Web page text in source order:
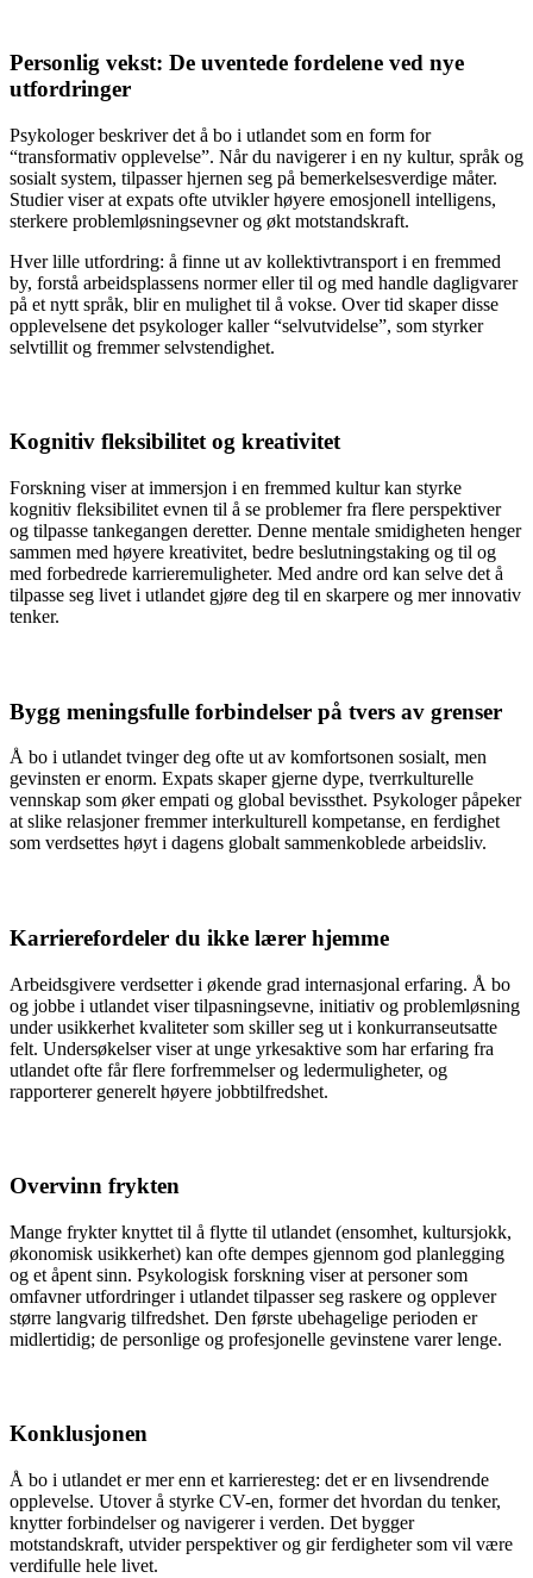
Personlig vekst: De uventede fordelene ved nye
utfordringer
Psykologer beskriver det å bo i utlandet som en form for
“transformativ opplevelse”. Når du navigerer i en ny kultur, språk og
sosialt system, tilpasser hjernen seg på bemerkelsesverdige måter.
Studier viser at expats ofte utvikler høyere emosjonell intelligens,
sterkere problemløsningsevner og økt motstandskraft.
Hver lille utfordring: å finne ut av kollektivtransport i en fremmed
by, forstå arbeidsplassens normer eller til og med handle dagligvarer
på et nytt språk, blir en mulighet til å vokse. Over tid skaper disse
opplevelsene det psykologer kaller “selvutvidelse”, som styrker
selvtillit og fremmer selvstendighet.
Kognitiv fleksibilitet og kreativitet
Forskning viser at immersjon i en fremmed kultur kan styrke
kognitiv fleksibilitet evnen til å se problemer fra flere perspektiver
og tilpasse tankegangen deretter. Denne mentale smidigheten henger
sammen med høyere kreativitet, bedre beslutningstaking og til og
med forbedrede karrieremuligheter. Med andre ord kan selve det å
tilpasse seg livet i utlandet gjøre deg til en skarpere og mer innovativ
tenker.
Bygg meningsfulle forbindelser på tvers av grenser
Å bo i utlandet tvinger deg ofte ut av komfortsonen sosialt, men
gevinsten er enorm. Expats skaper gjerne dype, tverrkulturelle
vennskap som øker empati og global bevissthet. Psykologer påpeker
at slike relasjoner fremmer interkulturell kompetanse, en ferdighet
som verdsettes høyt i dagens globalt sammenkoblede arbeidsliv.
Karrierefordeler du ikke lærer hjemme
Arbeidsgivere verdsetter i økende grad internasjonal erfaring. Å bo
og jobbe i utlandet viser tilpasningsevne, initiativ og problemløsning
under usikkerhet kvaliteter som skiller seg ut i konkurranseutsatte
felt. Undersøkelser viser at unge yrkesaktive som har erfaring fra
utlandet ofte får flere forfremmelser og ledermuligheter, og
rapporterer generelt høyere jobbtilfredshet.
Overvinn frykten
Mange frykter knyttet til å flytte til utlandet (ensomhet, kultursjokk,
økonomisk usikkerhet) kan ofte dempes gjennom god planlegging
og et åpent sinn. Psykologisk forskning viser at personer som
omfavner utfordringer i utlandet tilpasser seg raskere og opplever
større langvarig tilfredshet. Den første ubehagelige perioden er
midlertidig; de personlige og profesjonelle gevinstene varer lenge.
Konklusjonen
Å bo i utlandet er mer enn et karrieresteg: det er en livsendrende
opplevelse. Utover å styrke CV-en, former det hvordan du tenker,
knytter forbindelser og navigerer i verden. Det bygger
motstandskraft, utvider perspektiver og gir ferdigheter som vil være
verdifulle hele livet.